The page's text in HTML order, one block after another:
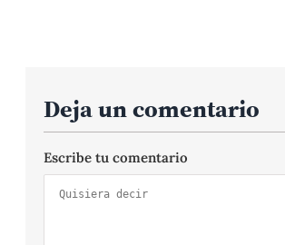
Deja un comentario
Escribe tu comentario